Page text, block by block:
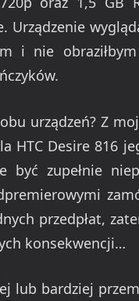
Urządzenie
i nie
urządzeń? Z
HTC Desire 816
być zupełnie
przedpłat,
konsekwencji…
lub bardziej